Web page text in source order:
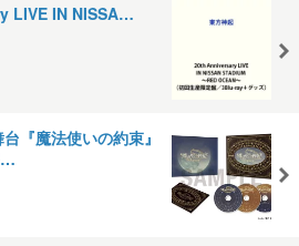
LIVE IN NISSA…
『魔法使いの約束』
…